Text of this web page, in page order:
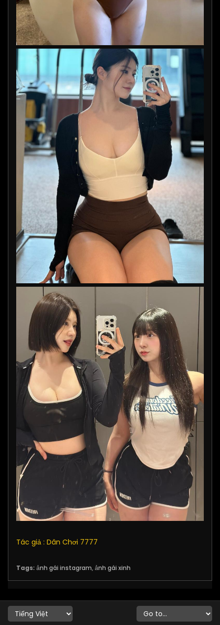
Tác giả : Dân Chơi 7777
Tags: ảnh gái instagram, ảnh gái xinh